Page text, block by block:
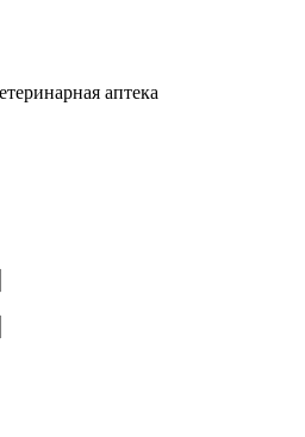
аптека